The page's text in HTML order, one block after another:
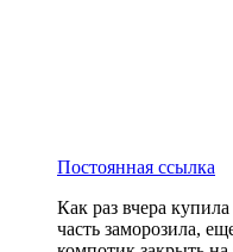
Постоянная ссылка
Как раз вчера
часть заморозила,